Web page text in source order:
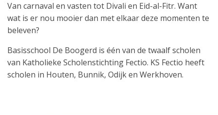
Van carnaval en vasten tot Divali en Eid-al-Fitr. Want
wat is er nou mooier dan met elkaar deze momenten te
beleven?
Basisschool De Boogerd is één van de twaalf scholen
van Katholieke Scholenstichting Fectio. KS Fectio heeft
scholen in Houten, Bunnik, Odijk en Werkhoven.